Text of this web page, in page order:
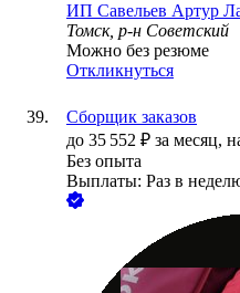
ИП Савельев Артур
Томск, р-н Советский
Можно без резюме
Откликнуться
Сборщик заказов
до 35 552 ₽ за месяц,
Без опыта
Выплаты: Раз в